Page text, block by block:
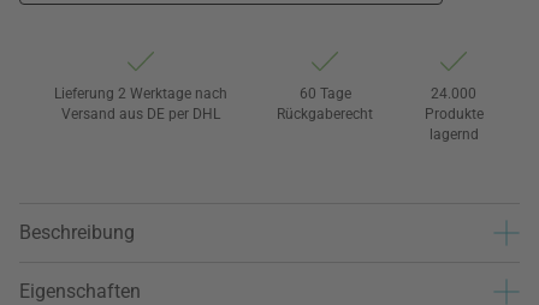
Lieferung 2 Werktage nach
Versand aus DE per DHL
60 Tage
Rückgaberecht
24.000
Produkte
lagernd
Beschreibung
Eigenschaften